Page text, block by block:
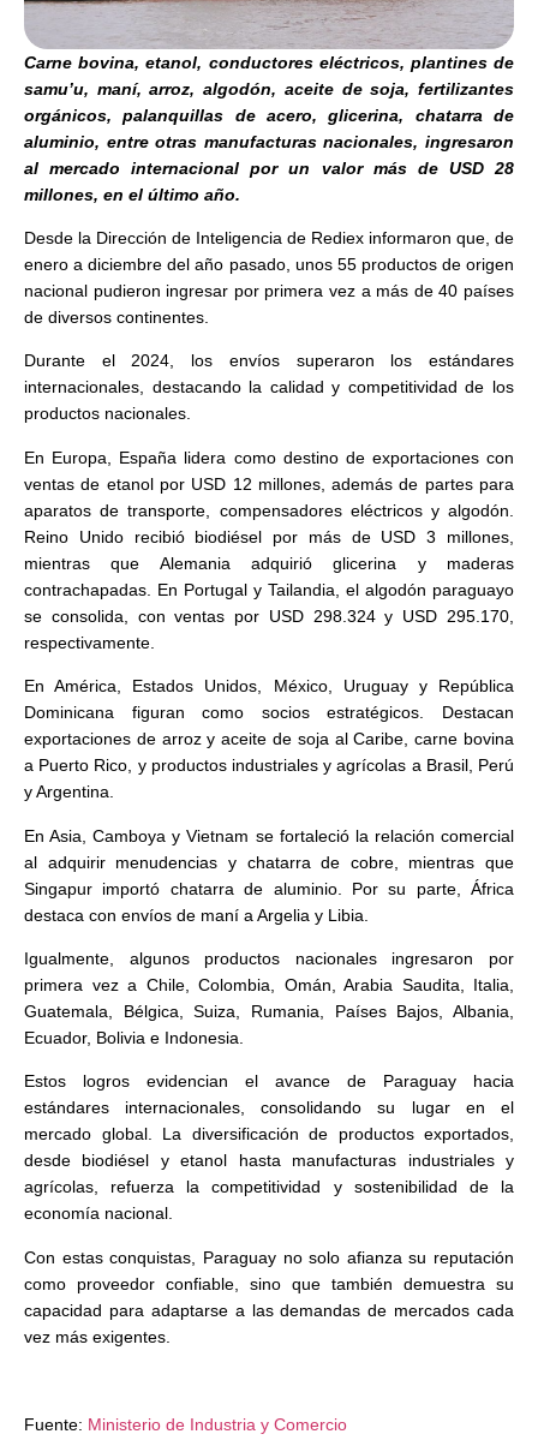
Carne bovina, etanol, conductores eléctricos, plantines de
samu’u, maní, arroz, algodón, aceite de soja, fertilizantes
orgánicos, palanquillas de acero, glicerina, chatarra de
aluminio, entre otras manufacturas nacionales, ingresaron
al mercado internacional por un valor más de USD 28
millones, en el último año.
Desde la Dirección de Inteligencia de Rediex informaron que, de
enero a diciembre del año pasado, unos 55 productos de origen
nacional pudieron ingresar por primera vez a más de 40 países
de diversos continentes.
Durante el 2024, los envíos superaron los estándares
internacionales, destacando la calidad y competitividad de los
productos nacionales.
En Europa, España lidera como destino de exportaciones con
ventas de etanol por USD 12 millones, además de partes para
aparatos de transporte, compensadores eléctricos y algodón.
Reino Unido recibió biodiésel por más de USD 3 millones,
mientras que Alemania adquirió glicerina y maderas
contrachapadas. En Portugal y Tailandia, el algodón paraguayo
se consolida, con ventas por USD 298.324 y USD 295.170,
respectivamente.
En América, Estados Unidos, México, Uruguay y República
Dominicana figuran como socios estratégicos. Destacan
exportaciones de arroz y aceite de soja al Caribe, carne bovina
a Puerto Rico, y productos industriales y agrícolas a Brasil, Perú
y Argentina.
En Asia, Camboya y Vietnam se fortaleció la relación comercial
al adquirir menudencias y chatarra de cobre, mientras que
Singapur importó chatarra de aluminio. Por su parte, África
destaca con envíos de maní a Argelia y Libia.
Igualmente, algunos productos nacionales ingresaron por
primera vez a Chile, Colombia, Omán, Arabia Saudita, Italia,
Guatemala, Bélgica, Suiza, Rumania, Países Bajos, Albania,
Ecuador, Bolivia e Indonesia.
Estos logros evidencian el avance de Paraguay hacia
estándares internacionales, consolidando su lugar en el
mercado global. La diversificación de productos exportados,
desde biodiésel y etanol hasta manufacturas industriales y
agrícolas, refuerza la competitividad y sostenibilidad de la
economía nacional.
Con estas conquistas, Paraguay no solo afianza su reputación
como proveedor confiable, sino que también demuestra su
capacidad para adaptarse a las demandas de mercados cada
vez más exigentes.
Fuente: Ministerio de Industria y Comercio